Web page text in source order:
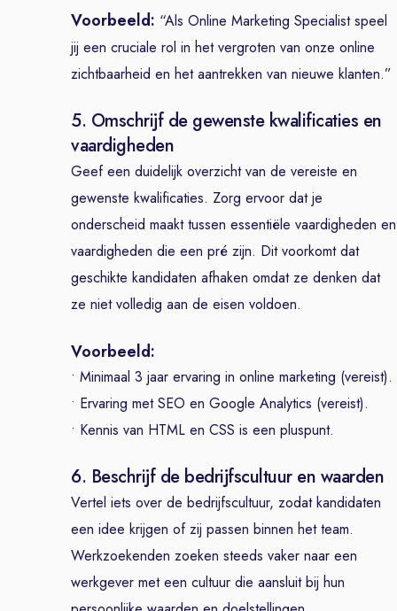
Voorbeeld: “Als Online Marketing Specialist speel
jij een cruciale rol in het vergroten van onze online
zichtbaarheid en het aantrekken van nieuwe klanten.”
5. Omschrijf de gewenste kwalificaties en
vaardigheden
Geef een duidelijk overzicht van de vereiste en
gewenste kwalificaties. Zorg ervoor dat je
onderscheid maakt tussen essentiële vaardigheden en
vaardigheden die een pré zijn. Dit voorkomt dat
geschikte kandidaten afhaken omdat ze denken dat
ze niet volledig aan de eisen voldoen.
Voorbeeld:
• Minimaal 3 jaar ervaring in online marketing (vereist).
• Ervaring met SEO en Google Analytics (vereist).
• Kennis van HTML en CSS is een pluspunt.
6. Beschrijf de bedrijfscultuur en waarden
Vertel iets over de bedrijfscultuur, zodat kandidaten
een idee krijgen of zij passen binnen het team.
Werkzoekenden zoeken steeds vaker naar een
werkgever met een cultuur die aansluit bij hun